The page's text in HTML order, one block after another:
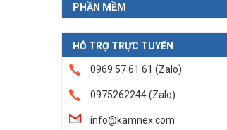
PHẦN MỀM
HỖ TRỢ TRỰC TUYẾN
0969 57 61 61 (Zalo)
0975262244 (Zalo)
info@kamnex.com